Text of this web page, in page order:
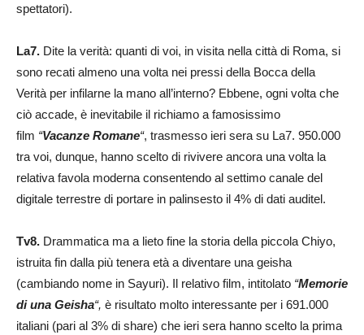
spettatori).
La7. Dite la verità: quanti di voi, in visita nella città di Roma, si
sono recati almeno una volta nei pressi della Bocca della
Verità per infilarne la mano all’interno? Ebbene, ogni volta che
ciò accade, è inevitabile il richiamo a famosissimo
film “Vacanze Romane“, trasmesso ieri sera su La7. 950.000
tra voi, dunque, hanno scelto di rivivere ancora una volta la
relativa favola moderna consentendo al settimo canale del
digitale terrestre di portare in palinsesto il 4% di dati auditel.
Tv8. Drammatica ma a lieto fine la storia della piccola Chiyo,
istruita fin dalla più tenera età a diventare una geisha
(cambiando nome in Sayuri). Il relativo film, intitolato “Memorie
di una Geisha“, è risultato molto interessante per i 691.000
italiani (pari al 3% di share) che ieri sera hanno scelto la prima